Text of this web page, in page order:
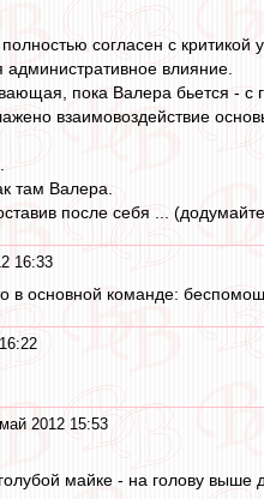
согласен с
административное влияние.
пока Валера бьется - с
взаимовоздействие
там Валера.
после себя ...
16:33
в основной команде:
2012 15:53
майке - на голову